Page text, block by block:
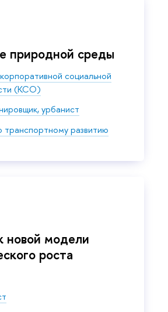
природной среды
социальной
(КСО)
урбанист
транспортному развитию
новой модели
роста